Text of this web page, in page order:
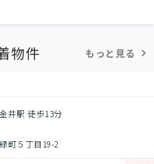
物件 もっと見る
井駅 徒歩13分
町５丁目19-2